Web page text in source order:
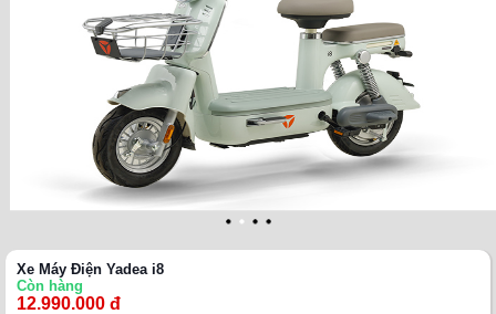
NIJIA
Xe CUB
AIMA
GIANT
ZOOMER
HONDA
Xe Máy Điện Yadea i8
Còn hàng
12.990.000 đ